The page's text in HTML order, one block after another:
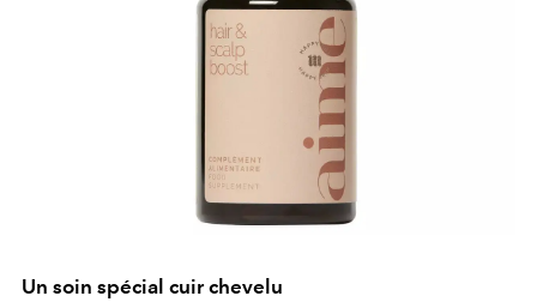
Un soin spécial cuir chevelu